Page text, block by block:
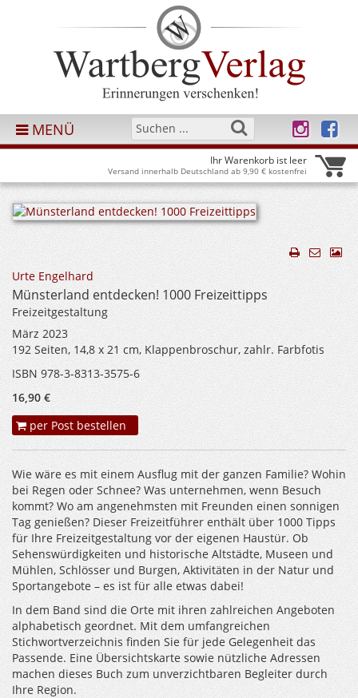
MENÜ
Ihr Warenkorb ist leer
Versand innerhalb Deutschland ab 9,90 € kostenfrei
Urte Engelhard
Münsterland entdecken! 1000 Freizeittipps
Freizeitgestaltung
März 2023
192 Seiten, 14,8 x 21 cm, Klappenbroschur, zahlr. Farbfotis
ISBN 978-3-8313-3575-6
16,90 €
per Post bestellen
Wie wäre es mit einem Ausflug mit der ganzen Familie? Wohin
bei Regen oder Schnee? Was unternehmen, wenn Besuch
kommt? Wo am angenehmsten mit Freunden einen sonnigen
Tag genießen? Dieser Freizeitführer enthält über 1000 Tipps
für Ihre Freizeitgestaltung vor der eigenen Haustür. Ob
Sehenswürdigkeiten und historische Altstädte, Museen und
Mühlen, Schlösser und Burgen, Aktivitäten in der Natur und
Sportangebote – es ist für alle etwas dabei!
In dem Band sind die Orte mit ihren zahlreichen Angeboten
alphabetisch geordnet. Mit dem umfangreichen
Stichwortverzeichnis finden Sie für jede Gelegenheit das
Passende. Eine Übersichtskarte sowie nützliche Adressen
machen dieses Buch zum unverzichtbaren Begleiter durch
Ihre Region.